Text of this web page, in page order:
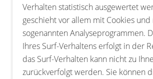
Verhalten statistisch ausgewertet
geschieht vor allem mit Cookies
sogenannten Analyseprogrammen.
Ihres Surf-Verhaltens erfolgt in der
das Surf-Verhalten kann nicht zu
zurückverfolgt werden. Sie können